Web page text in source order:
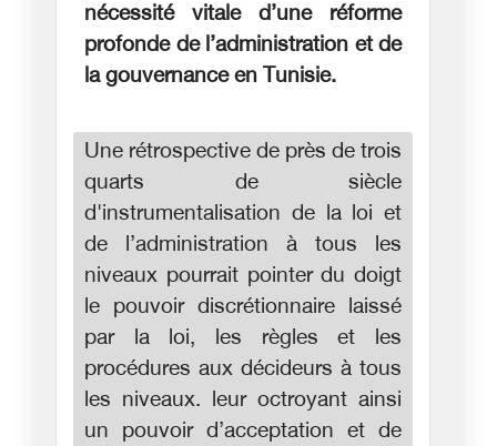
nécessité vitale d’une réforme
profonde de l’administration et de
la gouvernance en Tunisie.
Une rétrospective de près de trois
quarts de siècle
d'instrumentalisation de la loi et
de l’administration à tous les
niveaux pourrait pointer du doigt
le pouvoir discrétionnaire laissé
par la loi, les règles et les
procédures aux décideurs à tous
les niveaux. leur octroyant ainsi
un pouvoir d’acceptation et de